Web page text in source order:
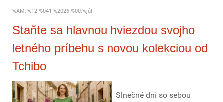
%AM, %12 %041 %2026 %00:%júl
Staňte sa hlavnou hviezdou svojho
letného príbehu s novou kolekciou od
Tchibo
Slnečné dni so sebou